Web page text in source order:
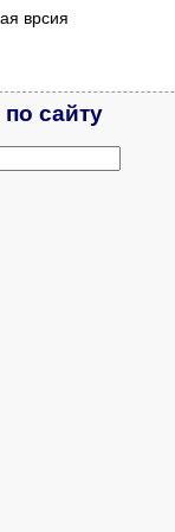
врсия
сайту